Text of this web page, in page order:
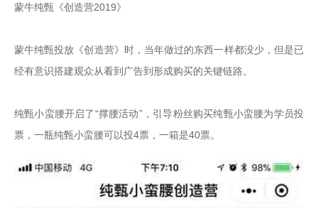
蒙牛纯甄《创造营2019》
蒙牛纯甄投放《创造营》时，当年做过的东西一样都没少，但是已
经有意识搭建观众从看到广告到形成购买的关键链路。
纯甄小蛮腰开启了“撑腰活动”，引导粉丝购买纯甄小蛮腰为学员投
票，一瓶纯甄小蛮腰可以投4票，一箱是40票。